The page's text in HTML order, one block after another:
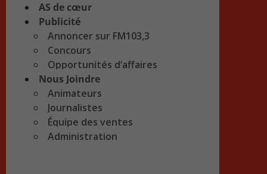
AS de cœur
Publicité
Annoncer sur FM103,3
Concours
Opportunités d’affaires
Nous Joindre
Animateurs
Journalistes
Équipe des ventes
Administration